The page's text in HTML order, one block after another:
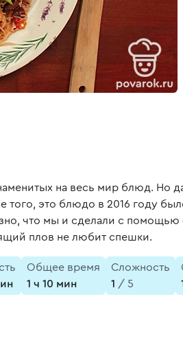
на весь мир блюд. Но
это блюдо в 2016 году
что мы и сделали с помощью
плов не любит спешки.
Общее время
1 ч 10 мин
Сложность
1 / 5